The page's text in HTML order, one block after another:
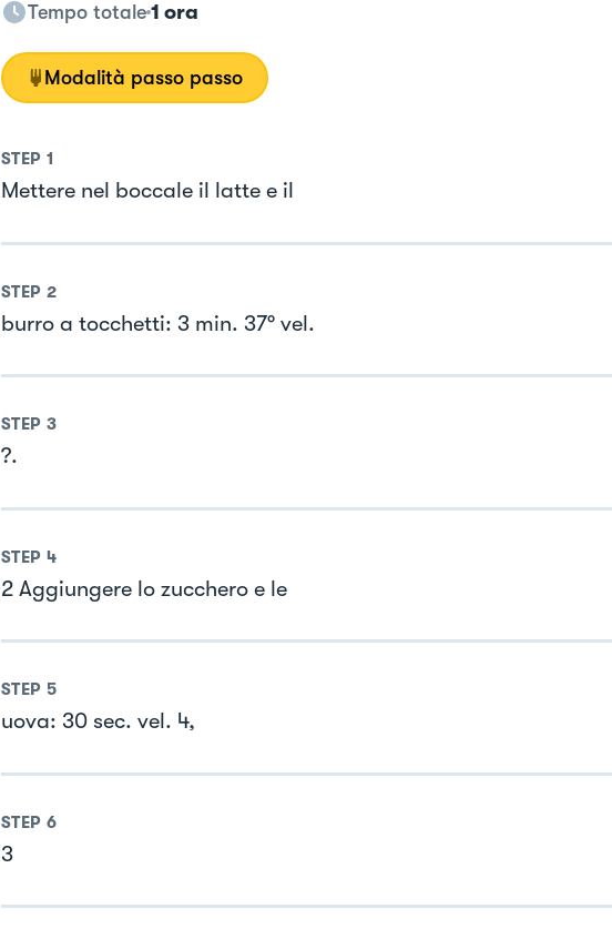
Tempo totale 1 ora
Modalità passo passo
STEP 1
Mettere nel boccale il latte e il
STEP 2
burro a tocchetti: 3 min. 37° vel.
STEP 3
?.
STEP 4
2 Aggiungere lo zucchero e le
STEP 5
uova: 30 sec. vel. 4,
STEP 6
3